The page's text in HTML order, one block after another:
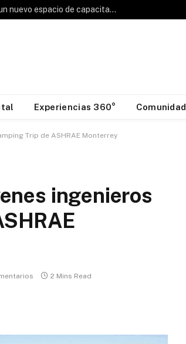
Hablemos de Frío: Chemours impulsa un nuevo espacio de capacitación para la industria HVAC&R
Experiencias 360° Comunidad
Trip de ASHRAE Monterrey
ingenieros
2 Mins Read